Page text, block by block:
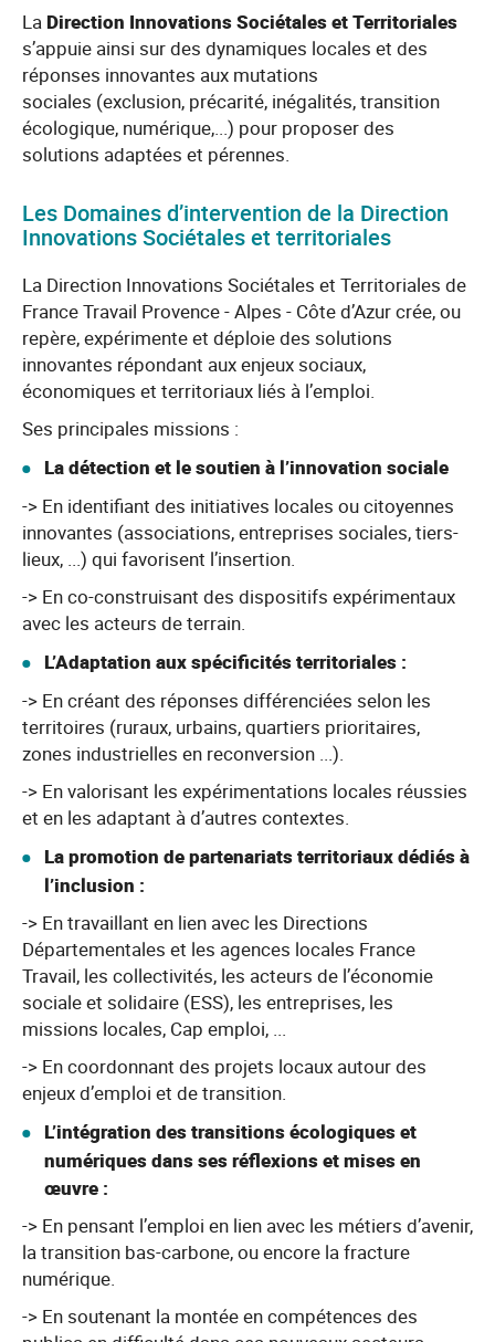
La Direction Innovations Sociétales et Territoriales
s’appuie ainsi sur des dynamiques locales et des
réponses innovantes aux mutations
sociales (exclusion, précarité, inégalités, transition
écologique, numérique,...) pour proposer des
solutions adaptées et pérennes.
Les Domaines d’intervention de la Direction
Innovations Sociétales et territoriales
La Direction Innovations Sociétales et Territoriales de
France Travail Provence - Alpes - Côte d’Azur crée, ou
repère, expérimente et déploie des solutions
innovantes répondant aux enjeux sociaux,
économiques et territoriaux liés à l’emploi.
Ses principales missions :
La détection et le soutien à l’innovation sociale
-> En identifiant des initiatives locales ou citoyennes
innovantes (associations, entreprises sociales, tiers-
lieux, ...) qui favorisent l’insertion.
-> En co-construisant des dispositifs expérimentaux
avec les acteurs de terrain.
L’Adaptation aux spécificités territoriales :
-> En créant des réponses différenciées selon les
territoires (ruraux, urbains, quartiers prioritaires,
zones industrielles en reconversion ...).
-> En valorisant les expérimentations locales réussies
et en les adaptant à d’autres contextes.
La promotion de partenariats territoriaux dédiés à
l’inclusion :
-> En travaillant en lien avec les Directions
Départementales et les agences locales France
Travail, les collectivités, les acteurs de l’économie
sociale et solidaire (ESS), les entreprises, les
missions locales, Cap emploi, ...
-> En coordonnant des projets locaux autour des
enjeux d’emploi et de transition.
L’intégration des transitions écologiques et
numériques dans ses réflexions et mises en
œuvre :
-> En pensant l’emploi en lien avec les métiers d’avenir,
la transition bas-carbone, ou encore la fracture
numérique.
-> En soutenant la montée en compétences des